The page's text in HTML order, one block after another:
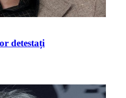
detestați